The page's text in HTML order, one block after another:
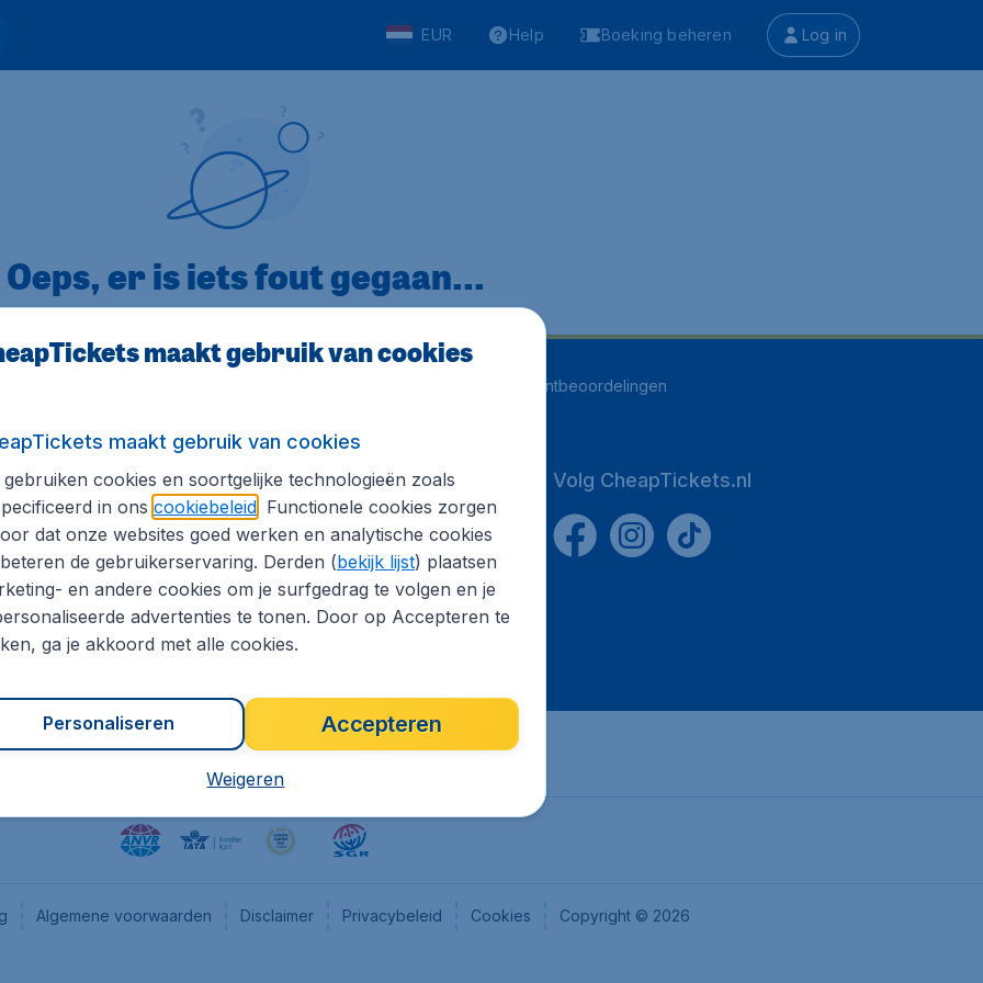
EUR Help Boeking beheren Log in
Oeps, er is iets fout gegaan...
klantbeoordelingen
informatie
pers
Internationale sites
CheapTickets.be
Flugladen.de
CheapTickets.ch
CheapTickets.sg
Volg CheapTickets.nl
Algemene voorwaarden Disclaimer Privacybeleid Cookies Copyright © 2026
maakt gebruik van cookies
maakt gebruik van cookies
gebruiken cookies en soortgelijke technologieën zoals
in ons cookiebeleid. Functionele cookies zorgen
dat onze websites goed werken en analytische cookies
de gebruikerservaring. Derden (bekijk lijst) plaatsen
en andere cookies om je surfgedrag te volgen en je
advertenties te tonen. Door op Accepteren te
ga je akkoord met alle cookies.
Accepteren
Personaliseren
Weigeren